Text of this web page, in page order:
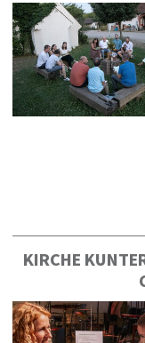
KIRCHE